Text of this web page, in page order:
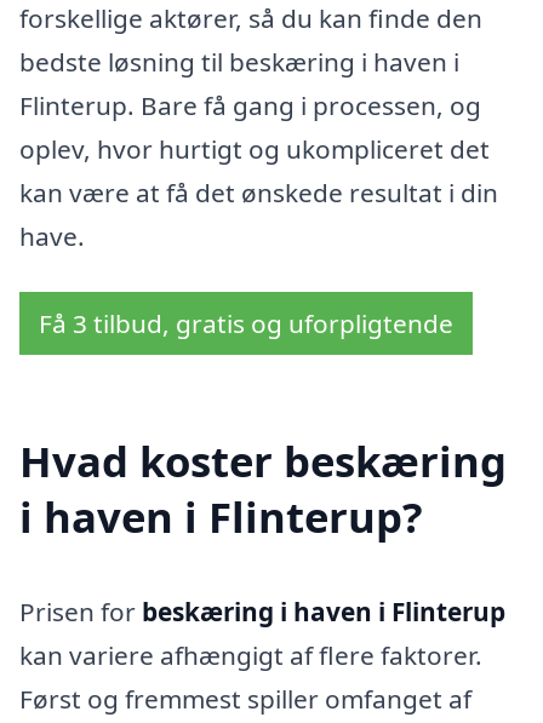
forskellige aktører, så du kan finde den
bedste løsning til beskæring i haven i
Flinterup. Bare få gang i processen, og
oplev, hvor hurtigt og ukompliceret det
kan være at få det ønskede resultat i din
have.
Få 3 tilbud, gratis og uforpligtende
Hvad koster beskæring
i haven i Flinterup?
Prisen for beskæring i haven i Flinterup
kan variere afhængigt af flere faktorer.
Først og fremmest spiller omfanget af